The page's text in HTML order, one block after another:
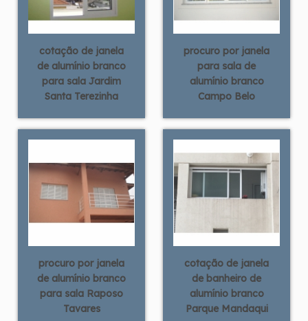
cotação de janela
de alumínio branco
para sala Jardim
Santa Terezinha
procuro por janela
para sala de
alumínio branco
Campo Belo
procuro por janela
de alumínio branco
para sala Raposo
Tavares
cotação de janela
de banheiro de
alumínio branco
Parque Mandaqui